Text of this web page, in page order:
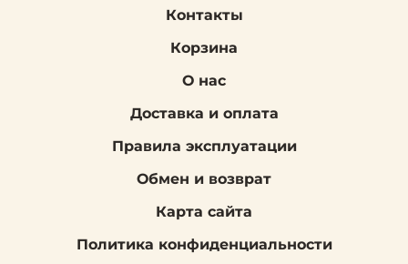
Контакты
Корзина
О нас
Доставка и оплата
Правила эксплуатации
Обмен и возврат
Карта сайта
Политика конфиденциальности